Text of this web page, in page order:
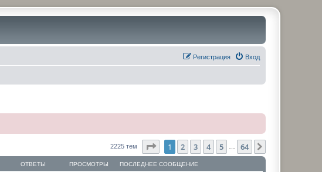
Вход
Регистрация
2225 тем Страница1 из 64
1 2 3 4 5 64
ОТВЕТЫ ПРОСМОТРЫ ПОСЛЕДНЕЕ СООБЩЕНИЕ